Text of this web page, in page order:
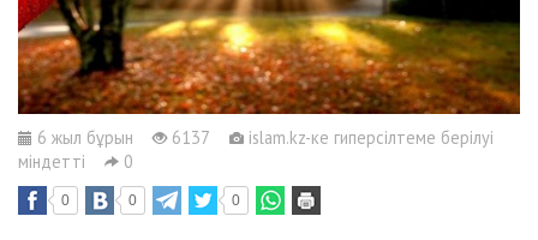
6 жыл бұрын 6137
islam.kz-ке гиперсілтеме берілуі
міндетті
0
0 0 0